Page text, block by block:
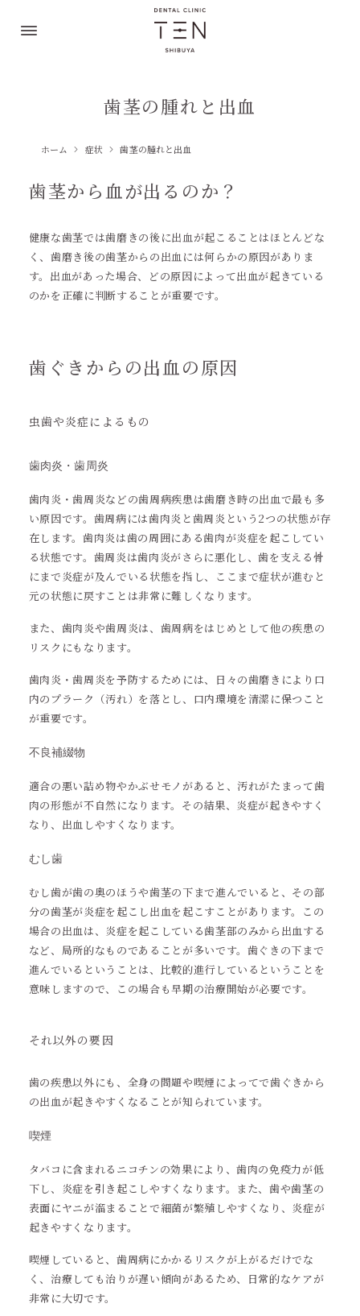
歯茎の腫れと出血
ホーム 症状 歯茎の腫れと出血
歯茎から血が出るのか？
健康な歯茎では歯磨きの後に出血が起こることはほとんどな
く、歯磨き後の歯茎からの出血には何らかの原因がありま
す。出血があった場合、どの原因によって出血が起きている
のかを正確に判断することが重要です。
歯ぐきからの出血の原因
虫歯や炎症によるもの
歯肉炎・歯周炎
歯肉炎・歯周炎などの歯周病疾患は歯磨き時の出血で最も多
い原因です。歯周病には歯肉炎と歯周炎という2つの状態が存
在します。歯肉炎は歯の周囲にある歯肉が炎症を起こしてい
る状態です。歯周炎は歯肉炎がさらに悪化し、歯を支える骨
にまで炎症が及んでいる状態を指し、ここまで症状が進むと
元の状態に戻すことは非常に難しくなります。
また、歯肉炎や歯周炎は、歯周病をはじめとして他の疾患の
リスクにもなります。
歯肉炎・歯周炎を予防するためには、日々の歯磨きにより口
内のプラーク（汚れ）を落とし、口内環境を清潔に保つこと
が重要です。
不良補綴物
適合の悪い詰め物やかぶせモノがあると、汚れがたまって歯
肉の形態が不自然になります。その結果、炎症が起きやすく
なり、出血しやすくなります。
むし歯
むし歯が歯の奥のほうや歯茎の下まで進んでいると、その部
分の歯茎が炎症を起こし出血を起こすことがあります。この
場合の出血は、炎症を起こしている歯茎部のみから出血する
など、局所的なものであることが多いです。歯ぐきの下まで
進んでいるということは、比較的進行しているということを
意味しますので、この場合も早期の治療開始が必要です。
それ以外の要因
歯の疾患以外にも、全身の問題や喫煙によってで歯ぐきから
の出血が起きやすくなることが知られています。
喫煙
タバコに含まれるニコチンの効果により、歯肉の免疫力が低
下し、炎症を引き起こしやすくなります。また、歯や歯茎の
表面にヤニが溜まることで細菌が繁殖しやすくなり、炎症が
起きやすくなります。
喫煙していると、歯周病にかかるリスクが上がるだけでな
く、治療しても治りが遅い傾向があるため、日常的なケアが
非常に大切です。